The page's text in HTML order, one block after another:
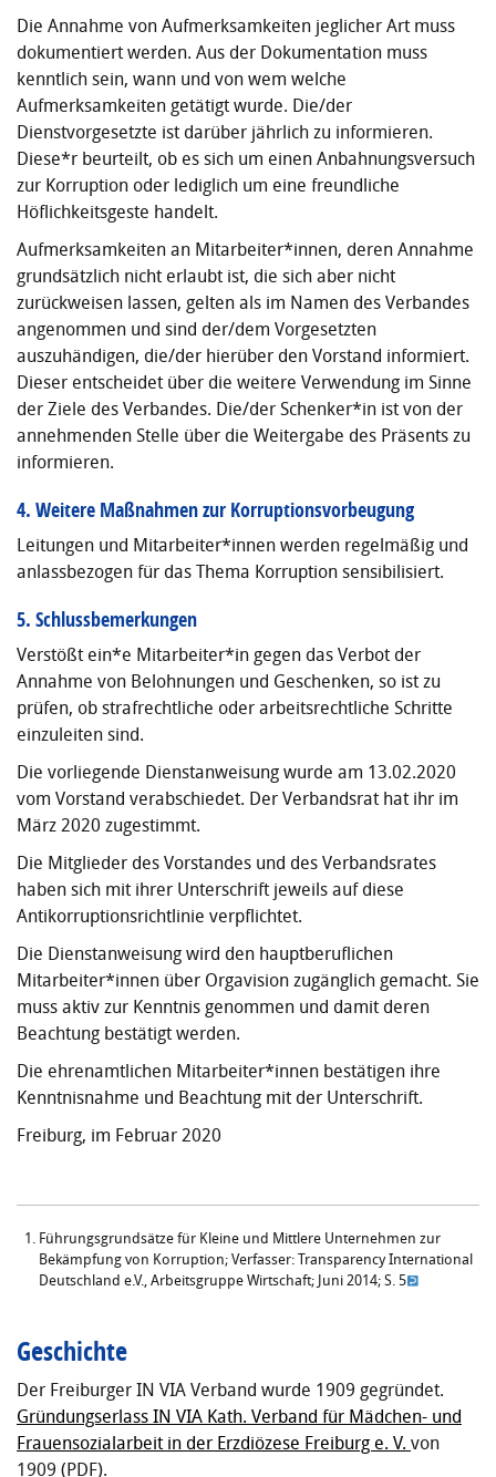
Die Annahme von Aufmerksamkeiten jeglicher Art muss
dokumentiert werden. Aus der Dokumentation muss
kenntlich sein, wann und von wem welche
Aufmerksamkeiten getätigt wurde. Die/der
Dienstvorgesetzte ist darüber jährlich zu informieren.
Diese*r beurteilt, ob es sich um einen Anbahnungsversuch
zur Korruption oder lediglich um eine freundliche
Höflichkeitsgeste handelt.
Aufmerksamkeiten an Mitarbeiter*innen, deren Annahme
grundsätzlich nicht erlaubt ist, die sich aber nicht
zurückweisen lassen, gelten als im Namen des Verbandes
angenommen und sind der/dem Vorgesetzten
auszuhändigen, die/der hierüber den Vorstand informiert.
Dieser entscheidet über die weitere Verwendung im Sinne
der Ziele des Verbandes. Die/der Schenker*in ist von der
annehmen­den Stelle über die Weitergabe des Präsents zu
informieren.
4. Weitere Maßnahmen zur Korruptionsvorbeugung
Leitungen und Mitarbeiter*innen werden regelmäßig und
anlassbezogen für das Thema Korruption sensibilisiert.
5. Schlussbemerkungen
Verstößt ein*e Mitarbeiter*in gegen das Verbot der
Annahme von Belohnungen und Geschenken, so ist zu
prüfen, ob strafrechtliche oder arbeitsrechtliche Schritte
einzuleiten sind.
Die vorliegende Dienstanweisung wurde am 13.02.2020
vom Vorstand verabschiedet. Der Verbandsrat hat ihr im
März 2020 zugestimmt.
Die Mitglieder des Vorstandes und des Verbandsrates
haben sich mit ihrer Unterschrift jeweils auf diese
Antikorruptionsrichtlinie verpflichtet.
Die Dienstanweisung wird den hauptberuflichen
Mitarbeiter*innen über Orgavision zugänglich gemacht. Sie
muss aktiv zur Kenntnis genommen und damit deren
Beachtung bestätigt werden.
Die ehrenamtlichen Mitarbeiter*innen bestätigen ihre
Kenntnisnahme und Beachtung mit der Unterschrift.
Freiburg, im Februar 2020
Führungsgrundsätze für Kleine und Mittlere Unternehmen zur
Bekämpfung von Korruption; Verfasser: Transparency International
Deutschland e.V., Arbeitsgruppe Wirtschaft; Juni 2014; S. 5
Geschichte
Der Freiburger IN VIA Verband wurde 1909 gegründet.
Gründungserlass IN VIA Kath. Verband für Mädchen- und
Frauensozialarbeit in der Erzdiözese Freiburg e. V. von
1909 (PDF).